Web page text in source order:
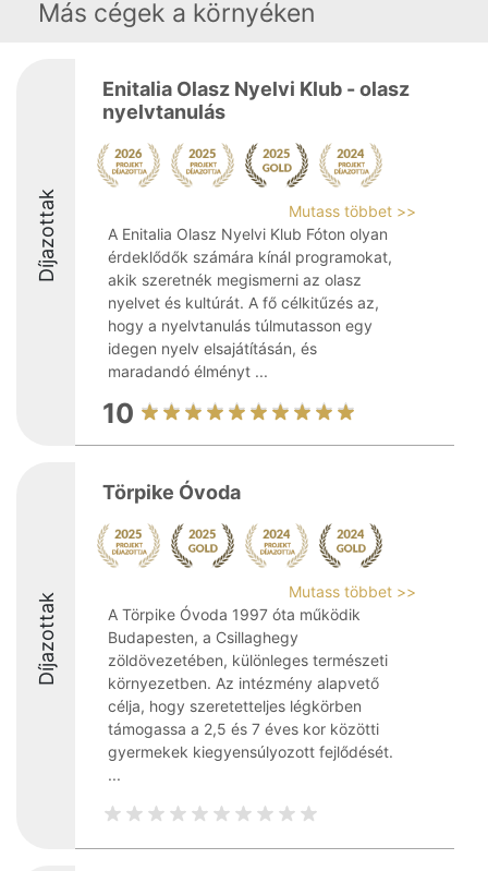
Más cégek a környéken
Díjazottak
Enitalia Olasz Nyelvi Klub - olasz
nyelvtanulás
Mutass többet >>
A Enitalia Olasz Nyelvi Klub Fóton olyan
érdeklődők számára kínál programokat,
akik szeretnék megismerni az olasz
nyelvet és kultúrát. A fő célkitűzés az,
hogy a nyelvtanulás túlmutasson egy
idegen nyelv elsajátításán, és
maradandó élményt ...
10
Díjazottak
Törpike Óvoda
Mutass többet >>
A Törpike Óvoda 1997 óta működik
Budapesten, a Csillaghegy
zöldövezetében, különleges természeti
környezetben. Az intézmény alapvető
célja, hogy szeretetteljes légkörben
támogassa a 2,5 és 7 éves kor közötti
gyermekek kiegyensúlyozott fejlődését.
...